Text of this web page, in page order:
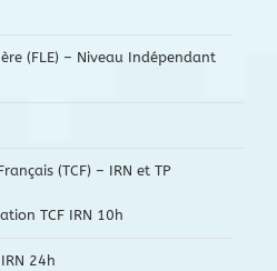
(FLE) – Niveau Indépendant
(TCF) – IRN et TP
TCF IRN 10h
24h